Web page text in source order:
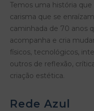
Temos uma história
carisma que se
caminhada de 70 anos
acompanha e cria
físicos, tecnológicos,
outros de reflexão,
criação estética.
Rede Azul